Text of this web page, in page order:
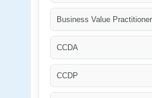
Business Value Practitioner
CCDA
CCDP